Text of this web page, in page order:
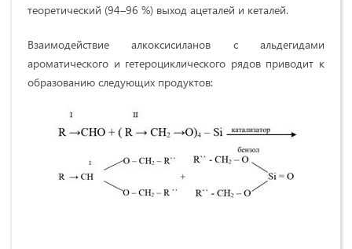
теоретический (94–96 %) выход ацеталей и кеталей.
Взаимодействие алкоксисиланов с альдегидами
ароматического и гетероциклического рядов приводит к
образованию следующих продуктов: